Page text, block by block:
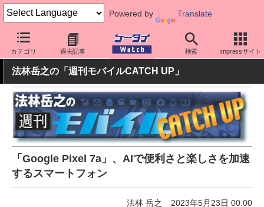
Powered by Translate
カテゴリ 過去記事 検索 Impressサイト
ケータイ Watch OS Android Pixel
法林岳之の「週刊モバイルCATCH UP」
「Google Pixel 7a」、AIで便利さと楽しさを加速
するスマートフォン
法林 岳之 2023年5月23日 00:00